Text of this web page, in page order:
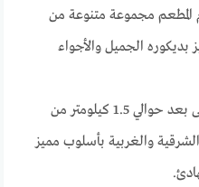
مجموعة متنوعة من
بديكوره الجميل والأجواء
مطعم الفرسان: يقع المطعم على بعد حوالي 1.5 كيلومتر من
والغربية بأسلوب مميز